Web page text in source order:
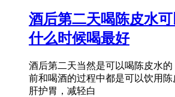
酒后第二天喝陈皮水
什么时候喝最好
酒后第二天当然是可以喝陈皮水
前和喝酒的过程中都是可以饮用
肝护胃，减轻白